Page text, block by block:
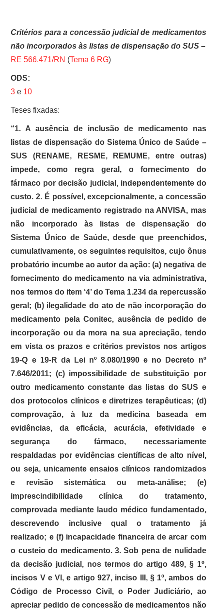
Critérios para a concessão judicial de medicamentos
não incorporados às listas de dispensação do SUS–
RE 566.471/RN (Tema 6 RG)
ODS:
3 e 10
Teses fixadas:
“1. A ausência de inclusão de medicamento nas
listas de dispensação do Sistema Único de Saúde –
SUS (RENAME, RESME, REMUME, entre outras)
impede, como regra geral, o fornecimento do
fármaco por decisão judicial, independentemente do
custo. 2. É possível, excepcionalmente, a concessão
judicial de medicamento registrado na ANVISA, mas
não incorporado às listas de dispensação do
Sistema Único de Saúde, desde que preenchidos,
cumulativamente, os seguintes requisitos, cujo ônus
probatório incumbe ao autor da ação: (a) negativa de
fornecimento do medicamento na via administrativa,
nos termos do item ‘4’ do Tema 1.234 da repercussão
geral; (b) ilegalidade do ato de não incorporação do
medicamento pela Conitec, ausência de pedido de
incorporação ou da mora na sua apreciação, tendo
em vista os prazos e critérios previstos nos artigos
19-Q e 19-R da Lei nº 8.080/1990 e no Decreto nº
7.646/2011; (c) impossibilidade de substituição por
outro medicamento constante das listas do SUS e
dos protocolos clínicos e diretrizes terapêuticas; (d)
comprovação, à luz da medicina baseada em
evidências, da eficácia, acurácia, efetividade e
segurança do fármaco, necessariamente
respaldadas por evidências científicas de alto nível,
ou seja, unicamente ensaios clínicos randomizados
e revisão sistemática ou meta-análise; (e)
imprescindibilidade clínica do tratamento,
comprovada mediante laudo médico fundamentado,
descrevendo inclusive qual o tratamento já
realizado; e (f) incapacidade financeira de arcar com
o custeio do medicamento. 3. Sob pena de nulidade
da decisão judicial, nos termos do artigo 489, § 1º,
incisos V e VI, e artigo 927, inciso III, § 1º, ambos do
Código de Processo Civil, o Poder Judiciário, ao
apreciar pedido de concessão de medicamentos não